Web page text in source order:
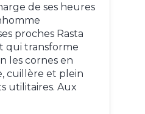
de ses heures
proches Rasta
qui transforme
les cornes en
cuillère et plein
utilitaires. Aux